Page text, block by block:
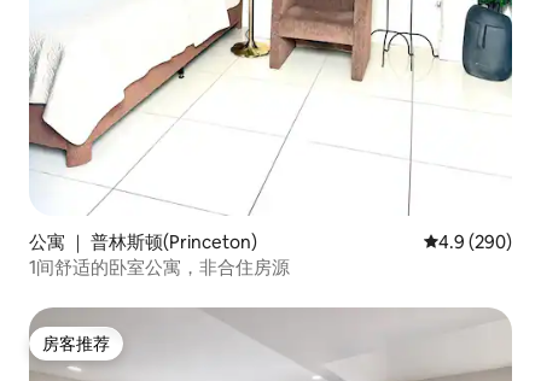
公寓 ｜ 普林斯顿(Princeton) 平均评分 4.9
4.9 (290)
1间舒适的卧室公寓，非合住房源
房客推荐
房客推荐